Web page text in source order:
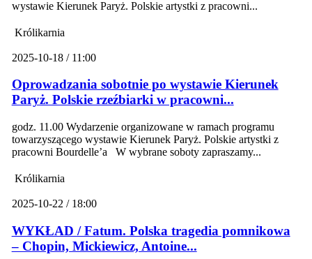
wystawie Kierunek Paryż. Polskie artystki z pracowni...
Królikarnia
2025-10-18 / 11:00
Oprowadzania sobotnie po wystawie Kierunek
Paryż. Polskie rzeźbiarki w pracowni...
godz. 11.00 Wydarzenie organizowane w ramach programu
towarzyszącego wystawie Kierunek Paryż. Polskie artystki z
pracowni Bourdelle’a W wybrane soboty zapraszamy...
Królikarnia
2025-10-22 / 18:00
WYKŁAD / Fatum. Polska tragedia pomnikowa
– Chopin, Mickiewicz, Antoine...